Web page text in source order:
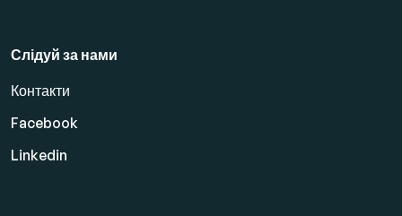
Слідуй за нами
Контакти
Facebook
Linkedin